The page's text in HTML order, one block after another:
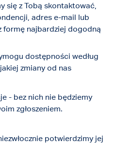
się z Tobą skontaktować,
adres e-mail lub
formę najbardziej dogodną
dostępności według
zmiany od nas
- bez nich nie będziemy
zgłoszeniem.
potwierdzimy jej